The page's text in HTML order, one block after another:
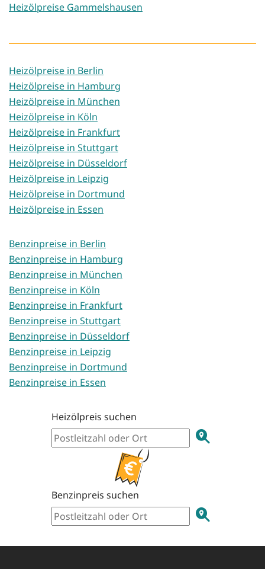
Heizölpreise Gammelshausen
Heizölpreise in Berlin
Heizölpreise in Hamburg
Heizölpreise in München
Heizölpreise in Köln
Heizölpreise in Frankfurt
Heizölpreise in Stuttgart
Heizölpreise in Düsseldorf
Heizölpreise in Leipzig
Heizölpreise in Dortmund
Heizölpreise in Essen
Benzinpreise in Berlin
Benzinpreise in Hamburg
Benzinpreise in München
Benzinpreise in Köln
Benzinpreise in Frankfurt
Benzinpreise in Stuttgart
Benzinpreise in Düsseldorf
Benzinpreise in Leipzig
Benzinpreise in Dortmund
Benzinpreise in Essen
Heizölpreis suchen
Benzinpreis suchen